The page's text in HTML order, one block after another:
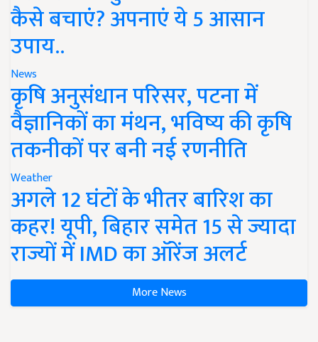
कैसे बचाएं? अपनाएं ये 5 आसान
उपाय..
News
कृषि अनुसंधान परिसर, पटना में
वैज्ञानिकों का मंथन, भविष्य की कृषि
तकनीकों पर बनी नई रणनीति
Weather
अगले 12 घंटों के भीतर बारिश का
कहर! यूपी, बिहार समेत 15 से ज्यादा
राज्यों में IMD का ऑरेंज अलर्ट
More News